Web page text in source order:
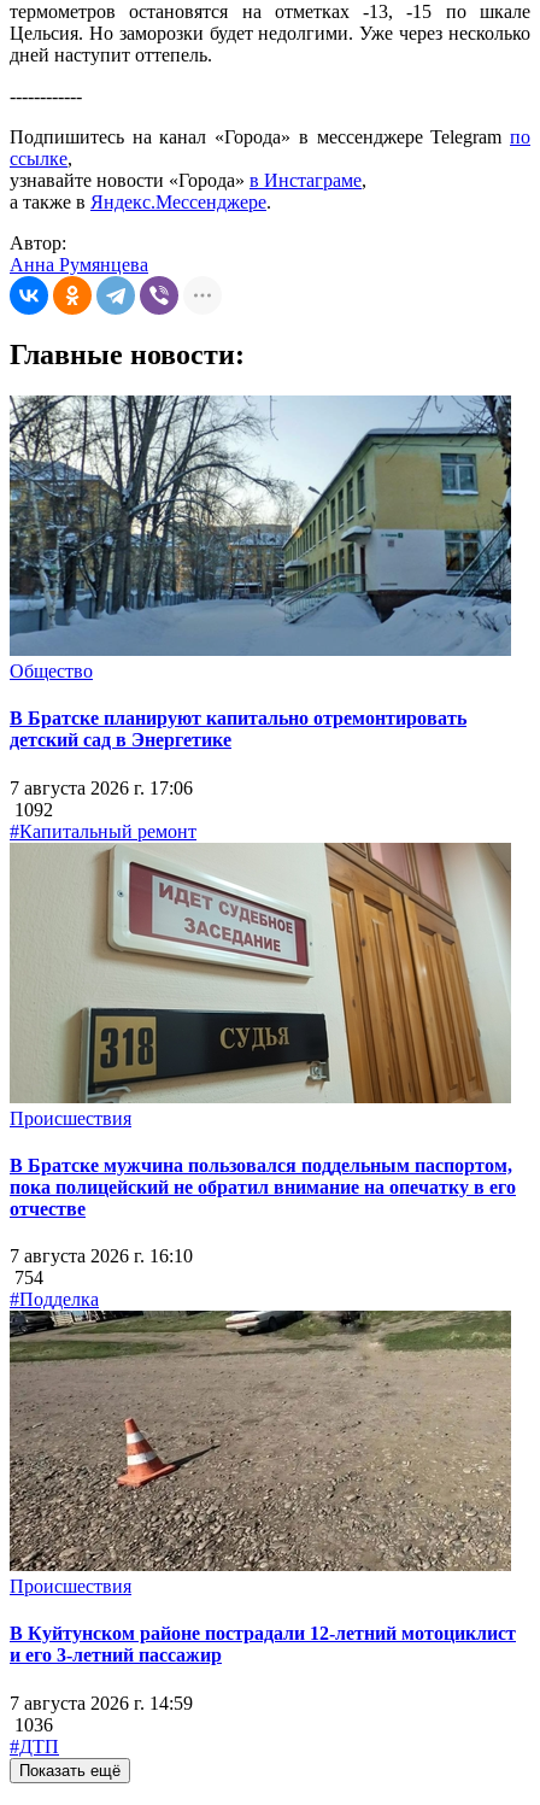
термометров остановятся на отметках -13, -15 по шкале
Цельсия. Но заморозки будет недолгими. Уже через несколько
дней наступит оттепель.
------------
Подпишитесь на канал «Города» в мессенджере Telegram по
ссылке,
узнавайте новости «Города» в Инстаграме,
а также в Яндекс.Мессенджере.
Автор:
Анна Румянцева
Главные новости:
Общество
В Братске планируют капитально отремонтировать
детский сад в Энергетике
7 августа 2026 г. 17:06
1092
#Капитальный ремонт
Происшествия
В Братске мужчина пользовался поддельным паспортом,
пока полицейский не обратил внимание на опечатку в его
отчестве
7 августа 2026 г. 16:10
754
#Подделка
Происшествия
В Куйтунском районе пострадали 12-летний мотоциклист
и его 3-летний пассажир
7 августа 2026 г. 14:59
1036
#ДТП
Показать ещё